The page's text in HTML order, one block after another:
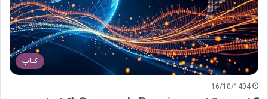
کتاب
16/10/1404